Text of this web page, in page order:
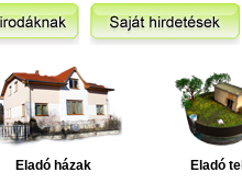
Eladó házak Eladó